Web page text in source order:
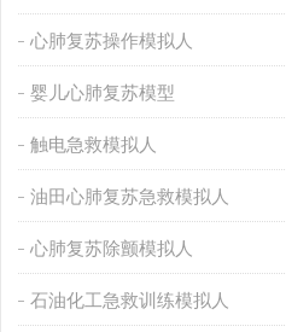
心肺复苏操作模拟人
婴儿心肺复苏模型
触电急救模拟人
油田心肺复苏急救模拟人
心肺复苏除颤模拟人
石油化工急救训练模拟人